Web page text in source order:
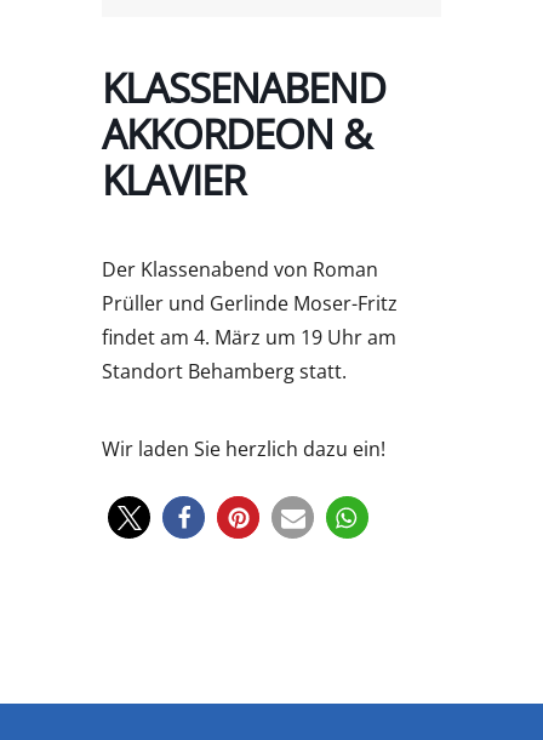
KLASSENABEND
AKKORDEON &
KLAVIER
Der Klassenabend von Roman
Prüller und Gerlinde Moser-Fritz
findet am 4. März um 19 Uhr am
Standort Behamberg statt.
Wir laden Sie herzlich dazu ein!